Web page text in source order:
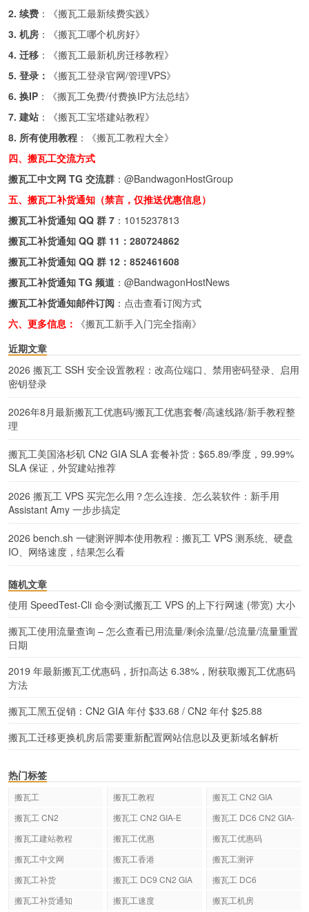
2. 续费 ：《搬瓦工最新续费实践》
3. 机房 ：《搬瓦工哪个机房好》
4. 迁移 ：《搬瓦工最新机房迁移教程》
5. 登录：
《搬瓦工登录官网/管理VPS》
6. 换IP ：《搬瓦工免费/付费换IP方法总结》
7. 建站 ：《搬瓦工宝塔建站教程》
8. 所有使用教程 ：《搬瓦工教程大全》
四、搬瓦工交流方式
搬瓦工中文网 TG 交流群 ： @BandwagonHostGroup
五、搬瓦工补货通知（禁言，仅推送优惠信息）
搬瓦工补货通知 QQ 群 7 ： 1015237813
搬瓦工补货通知 QQ 群 11： 280724862
搬瓦工补货通知 QQ 群 12： 852461608
搬瓦工补货通知 TG 频道 ： @BandwagonHostNews
搬瓦工补货通知邮件订阅 ： 点击查看订阅方式
六、更多信息：
《搬瓦工新手入门完全指南》
近期文章
2026 搬瓦工 SSH 安全设置教程：改高位端口、禁用密码登录、启用
密钥登录
2026年8月最新搬瓦工优惠码/搬瓦工优惠套餐/高速线路/新手教程整
理
搬瓦工美国洛杉矶 CN2 GIA SLA 套餐补货：$65.89/季度，99.99%
SLA 保证，外贸建站推荐
2026 搬瓦工 VPS 买完怎么用？怎么连接、怎么装软件：新手用
Assistant Amy 一步步搞定
2026 bench.sh 一键测评脚本使用教程：搬瓦工 VPS 测系统、硬盘
IO、网络速度，结果怎么看
随机文章
使用 SpeedTest-Cli 命令测试搬瓦工 VPS 的上下行网速 (带宽) 大小
搬瓦工使用流量查询 – 怎么查看已用流量/剩余流量/总流量/流量重置
日期
2019 年最新搬瓦工优惠码，折扣高达 6.38%，附获取搬瓦工优惠码
方法
搬瓦工黑五促销：CN2 GIA 年付 $33.68 / CN2 年付 $25.88
搬瓦工迁移更换机房后需要重新配置网站信息以及更新域名解析
热门标签
搬瓦工 搬瓦工教程
搬瓦工 CN2 GIA
搬瓦工 CN2
搬瓦工 CN2 GIA-E
搬瓦工 DC6 CN2 GIA-
搬瓦工建站教程 搬瓦工优惠
搬瓦工优惠码
搬瓦工中文网
搬瓦工香港
搬瓦工测评
搬瓦工补货
搬瓦工 DC9 CN2 GIA
搬瓦工 DC6
搬瓦工补货通知
搬瓦工速度 搬瓦工机房